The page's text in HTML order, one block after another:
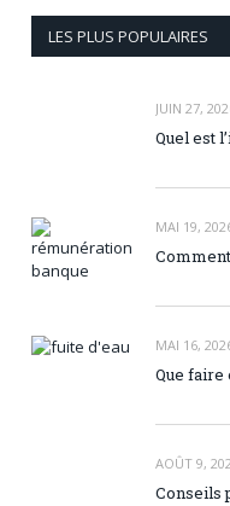
LES PLUS POPULAIRES
JUIN 27,
Quel est
MAI 19,
MAI 16,
Que faire
AOÛT 9,
Conseils